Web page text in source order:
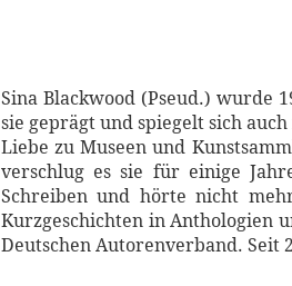
Sina Blackwood (Pseud.) wurde
sie geprägt und spiegelt sich
Liebe zu Museen und
verschlug es sie für einige
Schreiben und hörte nicht
Kurzgeschichten in Anthologien
Deutschen Autorenverband. Seit